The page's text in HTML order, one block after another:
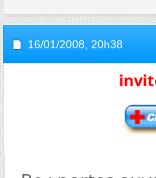
16/01/2008, 20h38